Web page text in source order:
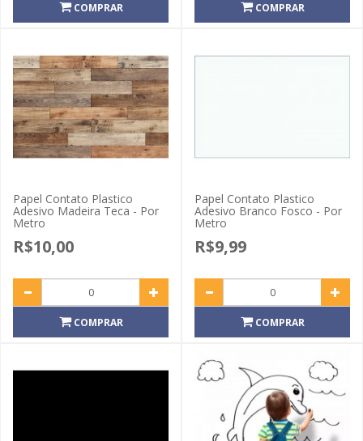
COMPRAR COMPRAR
Papel Contato Plastico
Adesivo Madeira Teca - Por
Metro
R$10,00
COMPRAR
Papel Contato Plastico
Adesivo Branco Fosco - Por
Metro
R$9,99
COMPRAR